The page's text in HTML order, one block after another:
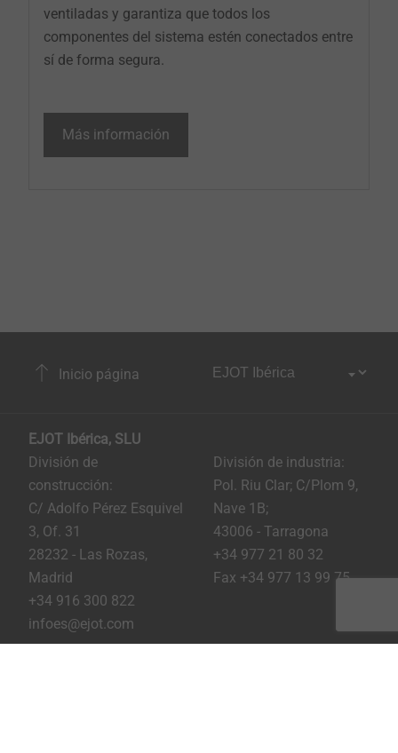
ventiladas y garantiza que todos los
componentes del sistema estén conectados entre
sí de forma segura.
Más información
Inicio página
EJOT Ibérica, SLU
División de
construcción:
C/ Adolfo Pérez Esquivel
3, Of. 31
28232 - Las Rozas,
Madrid
+34 916 300 822
infoes@ejot.com
División de industria:
Pol. Riu Clar; C/Plom 9,
Nave 1B;
43006 - Tarragona
+34 977 21 80 32
Fax +34 977 13 99 75